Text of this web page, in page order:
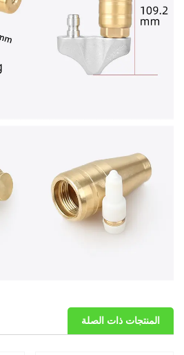
المنتجات ذات الصلة